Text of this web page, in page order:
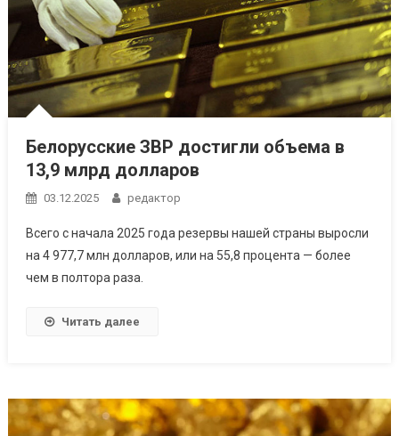
Белорусские ЗВР достигли объема в
13,9 млрд долларов
03.12.2025 редактор
Всего с начала 2025 года резервы нашей страны выросли
на 4 977,7 млн долларов, или на 55,8 процента — более
чем в полтора раза.
Читать далее